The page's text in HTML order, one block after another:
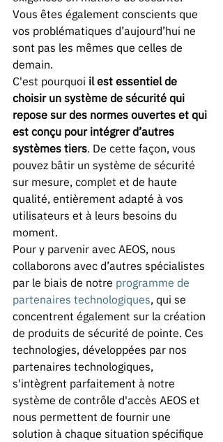
Vous êtes également conscients que
vos problématiques d’aujourd’hui ne
sont pas les mêmes que celles de
demain.
C'est pourquoi il est essentiel de
choisir un système de sécurité qui
repose sur des normes ouvertes et qui
est conçu pour intégrer d’autres
systèmes tiers. De cette façon, vous
pouvez bâtir un système de sécurité
sur mesure, complet et de haute
qualité, entièrement adapté à vos
utilisateurs et à leurs besoins du
moment.
Pour y parvenir avec AEOS, nous
collaborons avec d’autres spécialistes
par le biais de notre programme de
partenaires technologiques, qui se
concentrent également sur la création
de produits de sécurité de pointe. Ces
technologies, développées par nos
partenaires technologiques,
s'intègrent parfaitement à notre
système de contrôle d'accès AEOS et
nous permettent de fournir une
solution à chaque situation spécifique